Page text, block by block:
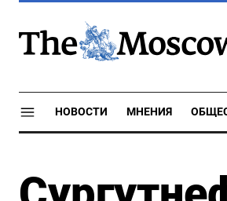
НОВОСТИ МНЕНИЯ